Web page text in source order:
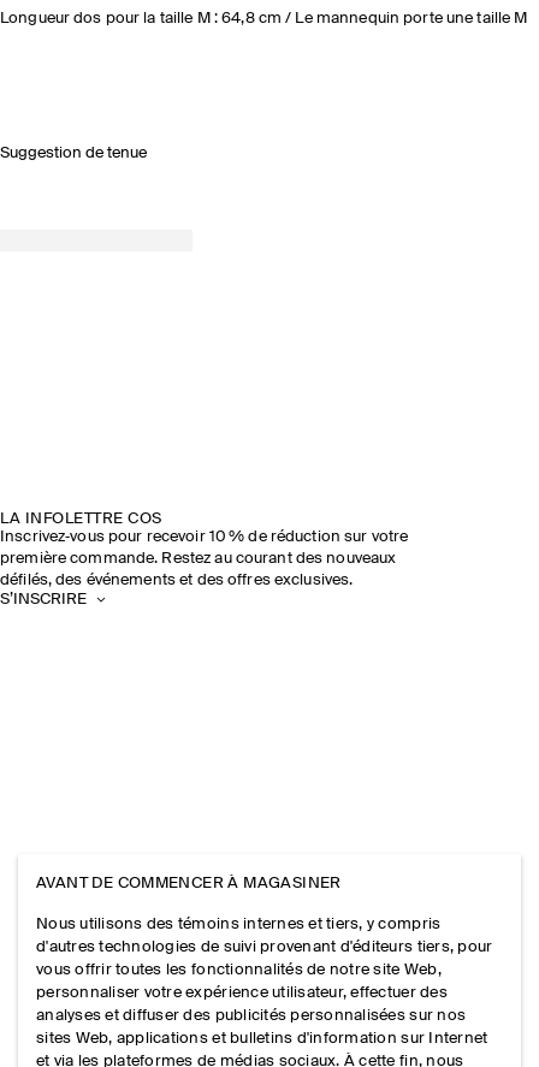
Longueur dos pour la taille M : 64,8 cm / Le mannequin porte une taille M
Suggestion de tenue
LA INFOLETTRE COS
Inscrivez‑vous pour recevoir 10 % de réduction sur votre
première commande. Restez au courant des nouveaux
défilés, des événements et des offres exclusives.
S’INSCRIRE
AVANT DE COMMENCER À MAGASINER
Nous utilisons des témoins internes et tiers, y compris
d'autres technologies de suivi provenant d'éditeurs tiers, pour
vous offrir toutes les fonctionnalités de notre site Web,
personnaliser votre expérience utilisateur, effectuer des
analyses et diffuser des publicités personnalisées sur nos
sites Web, applications et bulletins d'information sur Internet
et via les plateformes de médias sociaux. À cette fin, nous